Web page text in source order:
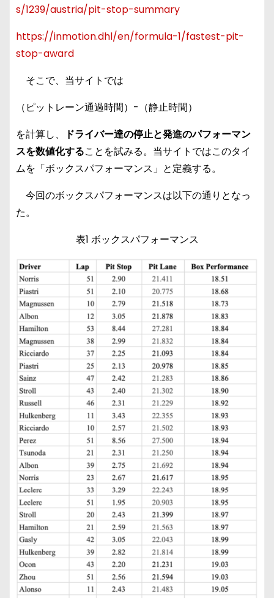
s/1239/austria/pit-stop-summary
https://inmotion.dhl/en/formula-1/fastest-pit-
stop-award
そこで、当サイトでは
（ピットレーン通過時間）-（静止時間）
を計算し、
ドライバー達の停止と発進のパフォーマン
スを数値化することを試みる。当サイトではこのタイ
ムを「ボックスパフォーマンス」と定義する。
今回のボックスパフォーマンスは以下の通りとなっ
た。
表1 ボックスパフォーマンス